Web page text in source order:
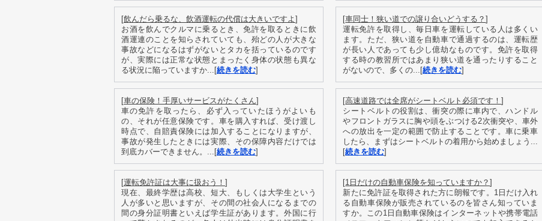
[飲んだら乗るな、飲酒運転の代償は大きいですよ ]
お酒を飲んでクルマに乗るとき、免許を取るときに飲
酒運連のことを知らされていても、殆どの人が大きな
事故などになるはずがないとタカを括っているのです
が、実際には正常な状態とまったく身体の状態も異な
る状況に陥っていますか...[続きを読む]
[車同士！狭い道での譲り合いどうする？]
運転免許を取得し、毎日車を運転している人は多くい
ます。ただ、狭い道を自動車で通過するのは、運転歴
が長い人であっても少し億劫なものです。免許を取得
する時の教習所ではあまり狭い道を通ったりすること
がないので、多くの...[続きを読む]
[車の保険！手厚いサービスがたくさん]
車の免許を取ったら、必ず入っていたほうがよいも
の、それが任意保険です。車を購入すれば、受け渡し
時点で、自賠責保険には加入することになりますが、
事故が発生したときには実際、その保障内容だけでは
到底カバーできません。...[続きを読む]
[高速道路では全席がシートベルト必須です！]
シートベルトの役割は、衝突の際に車内で、ハンドル
やフロントガラスに胸や頭をぶつける2次衝突や、車外
への放出を一定の範囲で防止することです。車に乗車
したら、まずはシートベルトの着用から始めましょう...
[続きを読む]
[運転免許証は大事に扱おう！ ]
現在、最終学歴は高校、短大、もしくは大学生という
人が多いと思いますが、その間の社会人になるまでの
間の身分証明書といえば学生証があります。外国に行
[1日だけの自動車保険を知っていますか？]
新たに免許証を取得された方に朗報です。1日だけ入れ
る自動車保険が販売されているのを皆さん知っていま
すか。この1日自動車保険はインターネットや携帯電話